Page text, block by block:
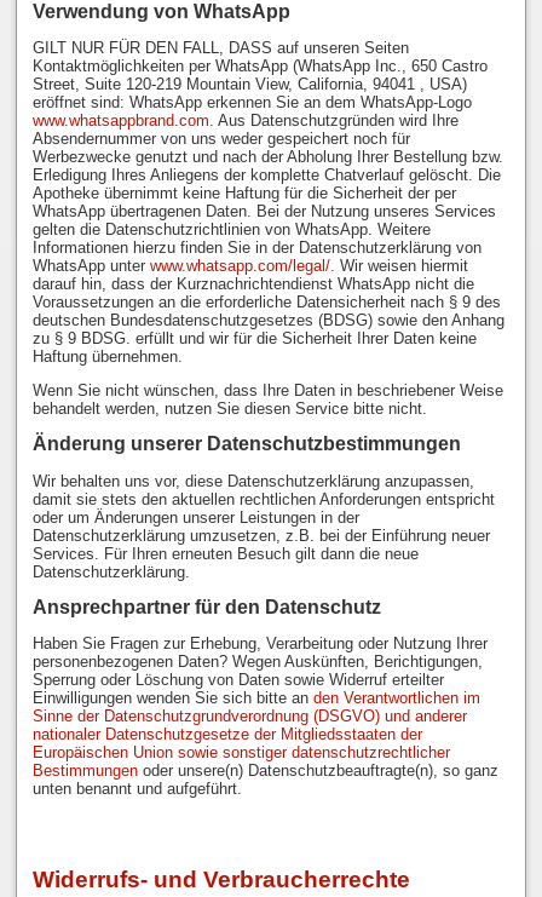
Verwendung von WhatsApp
GILT NUR FÜR DEN FALL, DASS auf unseren Seiten
Kontaktmöglichkeiten per WhatsApp (WhatsApp Inc., 650 Castro
Street, Suite 120-219 Mountain View, California, 94041 , USA)
eröffnet sind: WhatsApp erkennen Sie an dem WhatsApp-Logo
www.whatsappbrand.com. Aus Datenschutzgründen wird Ihre
Absendernummer von uns weder gespeichert noch für
Werbezwecke genutzt und nach der Abholung Ihrer Bestellung bzw.
Erledigung Ihres Anliegens der komplette Chatverlauf gelöscht. Die
Apotheke übernimmt keine Haftung für die Sicherheit der per
WhatsApp übertragenen Daten. Bei der Nutzung unseres Services
gelten die Datenschutzrichtlinien von WhatsApp. Weitere
Informationen hierzu finden Sie in der Datenschutzerklärung von
WhatsApp unter www.whatsapp.com/legal/. Wir weisen hiermit
darauf hin, dass der Kurznachrichtendienst WhatsApp nicht die
Voraussetzungen an die erforderliche Datensicherheit nach § 9 des
deutschen Bundesdatenschutzgesetzes (BDSG) sowie den Anhang
zu § 9 BDSG. erfüllt und wir für die Sicherheit Ihrer Daten keine
Haftung übernehmen.
Wenn Sie nicht wünschen, dass Ihre Daten in beschriebener Weise
behandelt werden, nutzen Sie diesen Service bitte nicht.
Änderung unserer Datenschutzbestimmungen
Wir behalten uns vor, diese Datenschutzerklärung anzupassen,
damit sie stets den aktuellen rechtlichen Anforderungen entspricht
oder um Änderungen unserer Leistungen in der
Datenschutzerklärung umzusetzen, z.B. bei der Einführung neuer
Services. Für Ihren erneuten Besuch gilt dann die neue
Datenschutzerklärung.
Ansprechpartner für den Datenschutz
Haben Sie Fragen zur Erhebung, Verarbeitung oder Nutzung Ihrer
personenbezogenen Daten? Wegen Auskünften, Berichtigungen,
Sperrung oder Löschung von Daten sowie Widerruf erteilter
Einwilligungen wenden Sie sich bitte an den Verantwortlichen im
Sinne der Datenschutzgrundverordnung (DSGVO) und anderer
nationaler Datenschutzgesetze der Mitgliedsstaaten der
Europäischen Union sowie sonstiger datenschutzrechtlicher
Bestimmungenoder unsere(n) Datenschutzbeauftragte(n), so ganz
unten benannt und aufgeführt.
Widerrufs- und Verbraucherrechte